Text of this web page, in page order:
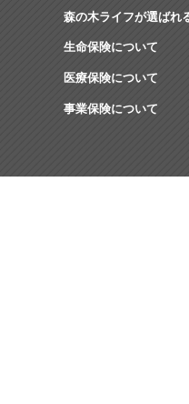
森の木ライフが選ばれ
生命保険について
医療保険について
事業保険について